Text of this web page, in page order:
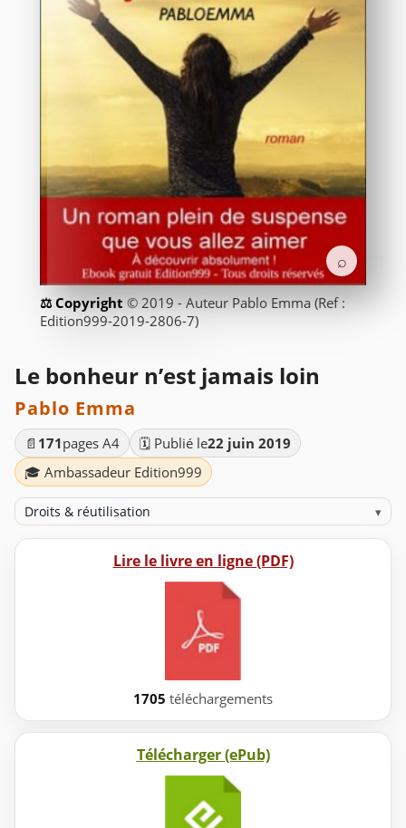
⌕
© 2019 - Auteur Pablo Emma (Ref :
Edition999-2019-2806-7)
Le bonheur n’est jamais loin
Pablo Emma
📄 171pages A4 🗓️ Publié le22 juin 2019
🎓 Ambassadeur Edition999
Droits & réutilisation ▾
Lire le livre en ligne (PDF)
1705 téléchargements
Télécharger (ePub)